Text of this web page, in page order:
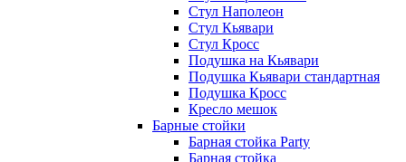
Стул Наполеон
Стул Кьявари
Стул Кросс
Подушка на Кьявари
Подушка Кьявари стандартная
Подушка Кросс
Кресло мешок
Барные стойки
Барная стойка Party
Барная стойка